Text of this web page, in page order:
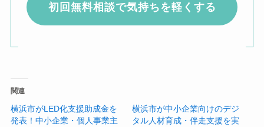
初回無料相談で気持ちを軽くする
関連
横浜市がLED化支援助成金を
発表！中小企業・個人事業主
横浜市が中小企業向けのデジ
タル人材育成・伴走支援を実